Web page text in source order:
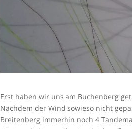
Erst haben wir uns am Buchenberg
Nachdem der Wind sowieso nicht
Breitenberg immerhin noch 4